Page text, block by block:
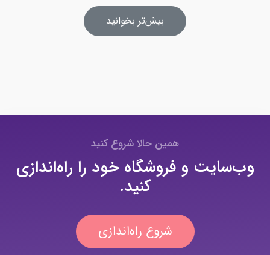
بیش‌تر بخوانید
همین حالا شروع کنید
وب‌سایت و فروشگاه خود را راه‌اندازی
کنید.
شروع راه‌اندازی